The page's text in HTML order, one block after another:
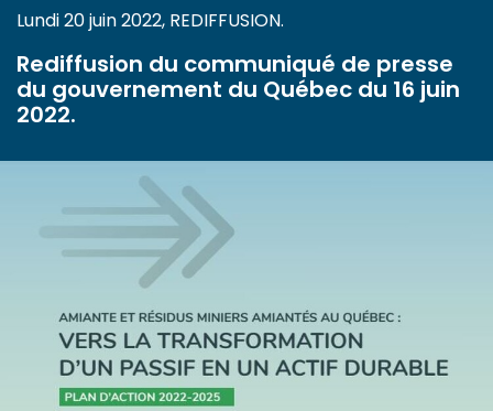
Lundi 20 juin 2022, REDIFFUSION.
Rediffusion du communiqué de presse
du gouvernement du Québec du 16 juin
2022.